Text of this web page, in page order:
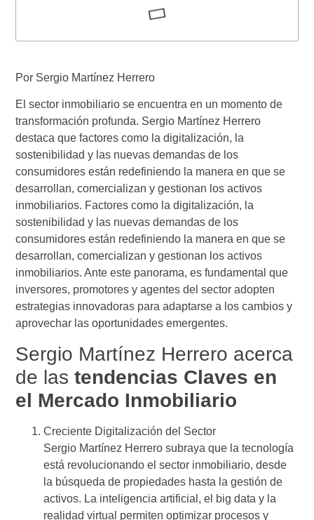
Por Sergio Martínez Herrero
El sector inmobiliario se encuentra en un momento de
transformación profunda. Sergio Martínez Herrero
destaca que factores como la digitalización, la
sostenibilidad y las nuevas demandas de los
consumidores están redefiniendo la manera en que se
desarrollan, comercializan y gestionan los activos
inmobiliarios. Factores como la digitalización, la
sostenibilidad y las nuevas demandas de los
consumidores están redefiniendo la manera en que se
desarrollan, comercializan y gestionan los activos
inmobiliarios. Ante este panorama, es fundamental que
inversores, promotores y agentes del sector adopten
estrategias innovadoras para adaptarse a los cambios y
aprovechar las oportunidades emergentes.
Sergio Martínez Herrero acerca
de lastendencias Claves en
el Mercado Inmobiliario
Creciente Digitalización del Sector
Sergio Martínez Herrero subraya que la tecnología
está revolucionando el sector inmobiliario, desde
la búsqueda de propiedades hasta la gestión de
activos. La inteligencia artificial, el big data y la
realidad virtual permiten optimizar procesos y